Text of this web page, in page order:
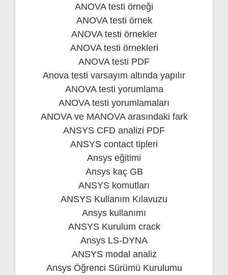
ANOVA testi örneği
ANOVA testi örnek
ANOVA testi örnekler
ANOVA testi örnekleri
ANOVA testi PDF
Anova testi varsayım altında yapılır
ANOVA testi yorumlama
ANOVA testi yorumlamaları
ANOVA ve MANOVA arasındaki fark
ANSYS CFD analizi PDF
ANSYS contact tipleri
Ansys eğitimi
Ansys kaç GB
ANSYS komutları
ANSYS Kullanım Kılavuzu
Ansys kullanımı
ANSYS Kurulum crack
Ansys LS-DYNA
ANSYS modal analiz
Ansys Öğrenci Sürümü Kurulumu